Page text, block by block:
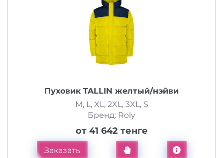
Пуховик TALLIN желтый/нэйви
M, L, XL, 2XL, 3XL, S
Бренд: Roly
от 41 642 тенге
Заказать